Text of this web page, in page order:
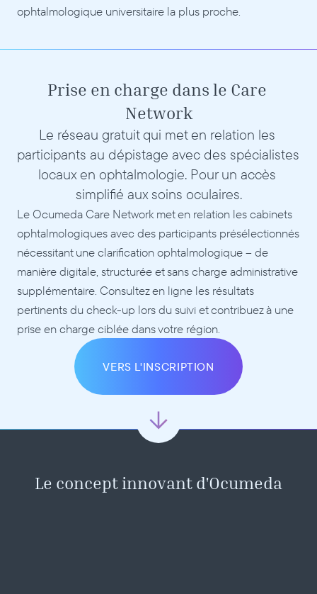
ophtalmologique universitaire la plus proche.
Prise en charge dans le Care
Network
Le réseau gratuit qui met en relation les
participants au dépistage avec des spécialistes
locaux en ophtalmologie. Pour un accès
simplifié aux soins oculaires.
Le Ocumeda Care Network met en relation les cabinets
ophtalmologiques avec des participants présélectionnés
nécessitant une clarification ophtalmologique – de
manière digitale, structurée et sans charge administrative
supplémentaire. Consultez en ligne les résultats
pertinents du check-up lors du suivi et contribuez à une
prise en charge ciblée dans votre région.
VERS L'INSCRIPTION
Le concept innovant d'Ocumeda